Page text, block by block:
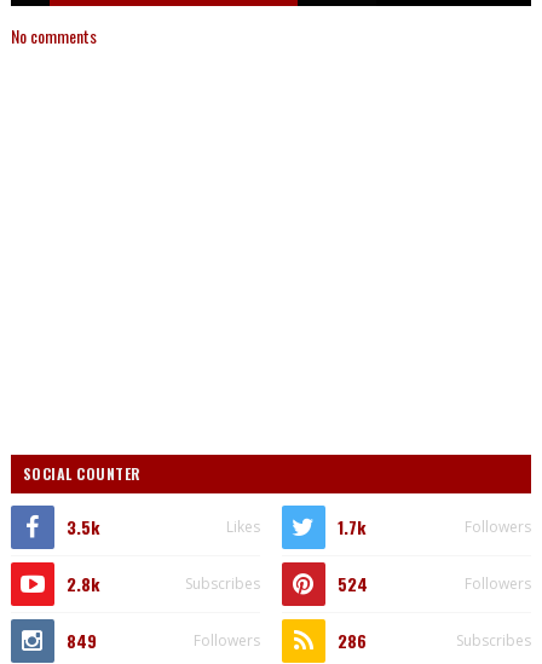
No comments
SOCIAL COUNTER
3.5k Likes 1.7k Followers
2.8k Subscribes 524 Followers
849 Followers 286 Subscribes